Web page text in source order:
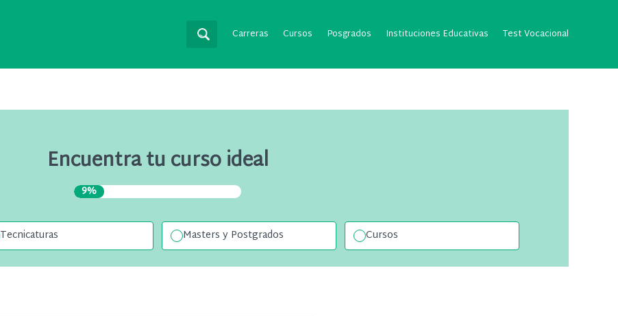
Carreras Cursos Posgrados Instituciones Educativas Test Vocacional
Encuentra tu curso ideal
9%
Tecnicaturas Masters y Postgrados Cursos